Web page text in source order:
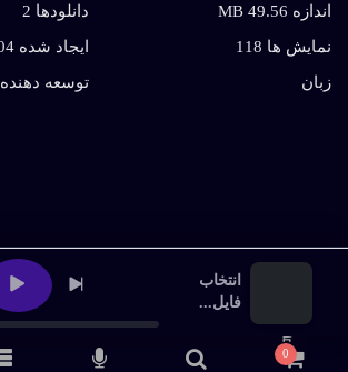
اندازه 49.56 MB
دانلودها 2
نمایش ها 118
ايجاد شده 1404-07-08
زبان
توسعه دهنده
پخش‌کننده رسانه
انتخاب
فایل...
0